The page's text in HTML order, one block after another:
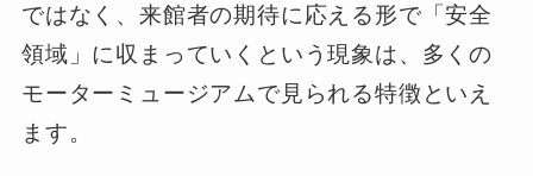
ではなく、来館者の期待に応える形で「安全
領域」に収まっていくという現象は、多くの
モーターミュージアムで見られる特徴といえ
ます。